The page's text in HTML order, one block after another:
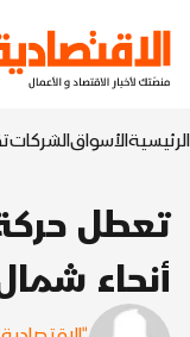
الرئيسيةالأسواقالشركات
تعطل
أنحاء